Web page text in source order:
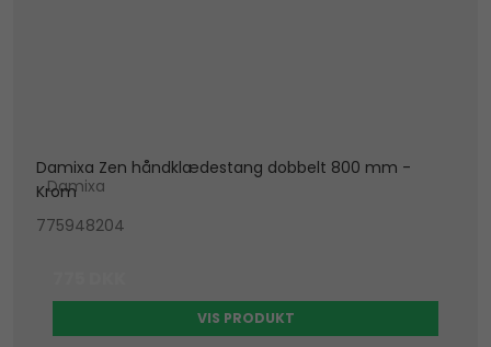
Damixa Zen håndklædestang dobbelt 800 mm -
Krom
Damixa
775948204
VIS PRODUKT